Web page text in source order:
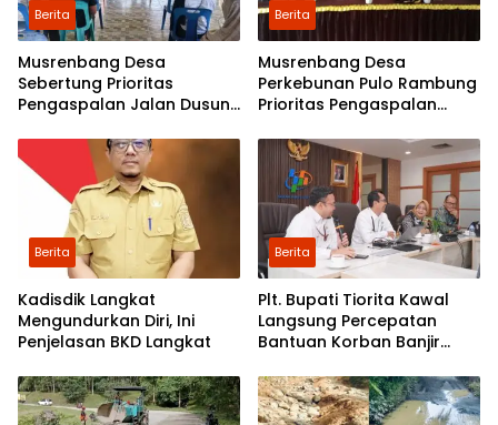
Berita
Musrenbang Desa
Sebertung Prioritas
Pengaspalan Jalan Dusun
Berita
Musrenbang Desa
Perkebunan Pulo Rambung
Prioritas Pengaspalan
Dusun Pondok Boyan
Berita
Kadisdik Langkat
Mengundurkan Diri, Ini
Penjelasan BKD Langkat
Berita
Plt. Bupati Tiorita Kawal
Langsung Percepatan
Bantuan Korban Banjir